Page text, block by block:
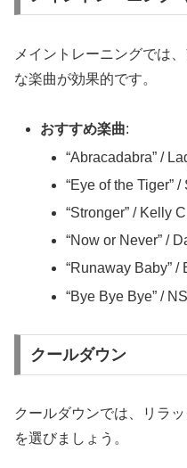
メイントレーニングでは
な楽曲が効果的です。
おすすめ楽曲:
“Abracadabra” /
“Eye of the Tiger”
“Stronger” / Kelly
“Now or Never” /
“Runaway Baby” /
“Bye Bye Bye” /
クールダウン
クールダウンでは、リラ
を選びましょう。